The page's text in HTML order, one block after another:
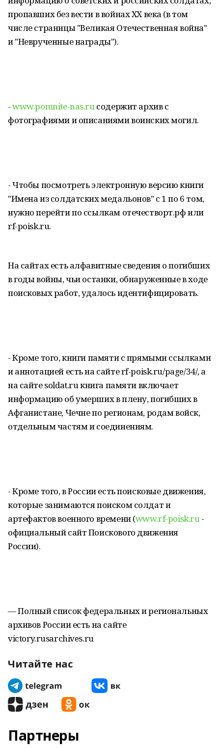
пропавших без вести в войнах XX века (в том
числе страницы "Великая Отечественная война"
и "Неврученные награды").
-www.pomnite-nas.ruсодержит архив с
фотографиями и описаниями воинских могил.
- Чтобы посмотреть электронную версию книги
"Имена из солдатских медальонов" с 1 по 6 том,
нужно перейти по ссылкам отечестворт.рф или
rf-poisk.ru.
На сайтах есть алфавитные сведения о погибших
в годы войны, чьи останки, обнаруженные в ходе
поисковых работ, удалось идентифицировать.
- Кроме того, книги памяти с прямыми ссылками
и аннотацией есть на сайте rf-poisk.ru/page/34/, а
на сайте soldat.ru книга памяти включает
информацию об умерших в плену, погибших в
Афганистане, Чечне по регионам, родам войск,
отдельным частям и соединениям.
- Кроме того, в России есть поисковые движения,
которые занимаются поиском солдат и
артефактов военного времени (www.rf-poisk.ru-
официальный сайт Поискового движения
России).
— Полный список федеральных и региональных
архивов России есть на сайте
victory.rusarchives.ru
Читайте нас
Партнеры